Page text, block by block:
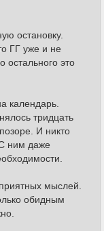
остановку.
ГГ уже и не
остального это
календарь.
тридцать
И никто
ним даже
мыслей.
обидным